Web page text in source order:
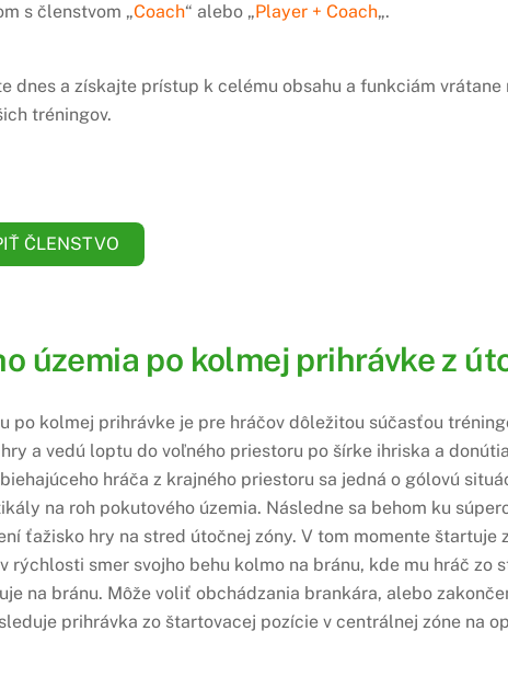
s členstvom „Coach“ alebo „Player + Coach„.
dnes a získajte prístup k celému obsahu a funkciám
tréningov.
ČLENSTVO
územia po kolmej prihrávke z
po kolmej prihrávke je pre hráčov dôležitou súčasťou
a vedú loptu do voľného priestoru po šírke ihriska a
hráča z krajného priestoru sa jedná o gólovú
na roh pokutového územia. Následne sa behom ku
ťažisko hry na stred útočnej zóny. V tom momente štartuje
smer svojho behu kolmo na bránu, kde mu hráč zo
na bránu. Môže voliť obchádzania brankára, alebo
prihrávka zo štartovacej pozície v centrálnej zóne na